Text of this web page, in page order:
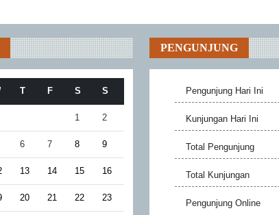
T F S S
1 2
6 7 8 9
13 14 15 16
20 21 22 23
PENGUNJUNG
Pengunjung Hari Ini
Kunjungan Hari Ini
Total Pengunjung
Total Kunjungan
Pengunjung Online